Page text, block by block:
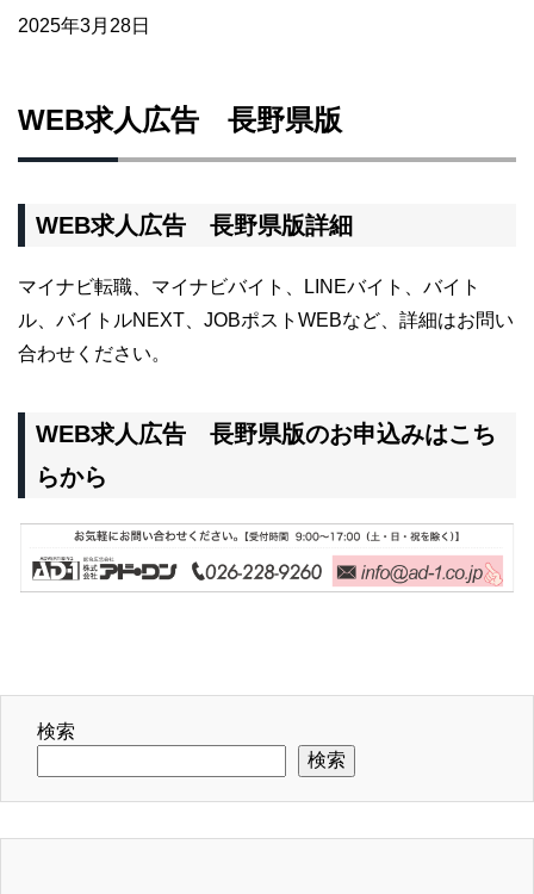
2025年3月28日
WEB求人広告 長野県版
WEB求人広告 長野県版詳細
マイナビ転職、マイナビバイト、LINEバイト、バイト
ル、バイトルNEXT、JOBポストWEBなど、詳細はお問い
合わせください。
WEB求人広告 長野県版のお申込みはこち
らから
検索
検索